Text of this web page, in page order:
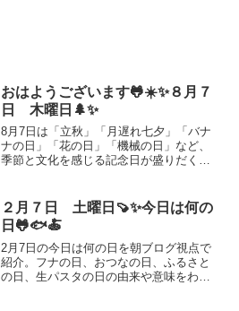
おはようございます🐸☀️✨８月７
日 木曜日🌲✨
8月7日は「立秋」「月遅れ七夕」「バナ
ナの日」「花の日」「機械の日」など、
季節と文化を感じる記念日が盛りだくさ
彩る花火や花やしきの話題もお届け。今
日はそんな「8月7日」に関する話題をた
っぷりとお届けします。
２月７日 土曜日🍠✨今日は何の
日🐸🐟🍝
2月7日の今日は何の日を朝ブログ視点で
紹介。フナの日、おつなの日、ふるさと
の日、生パスタの日の由来や意味をわか